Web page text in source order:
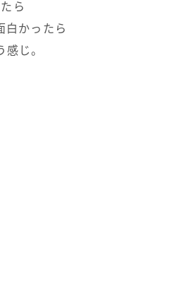
ら
白かったら
感じ。